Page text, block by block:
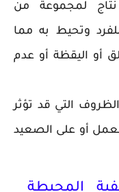
لمجموعة من
وتحيط به مما
أو اليقظة أو عدم
التي قد تؤثر
أو على الصعيد
المحيطة